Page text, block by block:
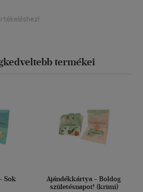
termékei
Sok
Ajándékkártya - Boldog
születésnapot! (krimi)